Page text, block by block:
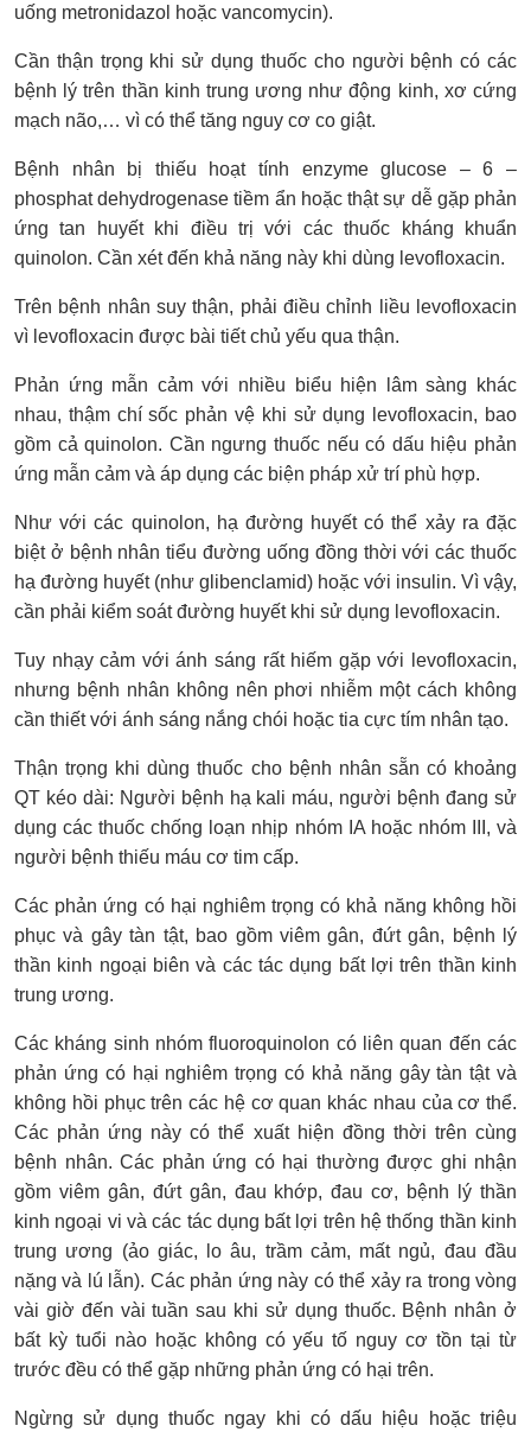
uống metronidazol hoặc vancomycin).
Cần thận trọng khi sử dụng thuốc cho người bệnh có các
bệnh lý trên thần kinh trung ương như động kinh, xơ cứng
mạch não,… vì có thể tăng nguy cơ co giật.
Bệnh nhân bị thiếu hoạt tính enzyme glucose – 6 –
phosphat dehydrogenase tiềm ẩn hoặc thật sự dễ gặp phản
ứng tan huyết khi điều trị với các thuốc kháng khuẩn
quinolon. Cần xét đến khả năng này khi dùng levofloxacin.
Trên bệnh nhân suy thận, phải điều chỉnh liều levofloxacin
vì levofloxacin được bài tiết chủ yếu qua thận.
Phản ứng mẫn cảm với nhiều biểu hiện lâm sàng khác
nhau, thậm chí sốc phản vệ khi sử dụng levofloxacin, bao
gồm cả quinolon. Cần ngưng thuốc nếu có dấu hiệu phản
ứng mẫn cảm và áp dụng các biện pháp xử trí phù hợp.
Như với các quinolon, hạ đường huyết có thể xảy ra đặc
biệt ở bệnh nhân tiểu đường uống đồng thời với các thuốc
hạ đường huyết (như glibenclamid) hoặc với insulin. Vì vậy,
cần phải kiểm soát đường huyết khi sử dụng levofloxacin.
Tuy nhạy cảm với ánh sáng rất hiếm gặp với levofloxacin,
nhưng bệnh nhân không nên phơi nhiễm một cách không
cần thiết với ánh sáng nắng chói hoặc tia cực tím nhân tạo.
Thận trọng khi dùng thuốc cho bệnh nhân sẵn có khoảng
QT kéo dài: Người bệnh hạ kali máu, người bệnh đang sử
dụng các thuốc chống loạn nhịp nhóm IA hoặc nhóm III, và
người bệnh thiếu máu cơ tim cấp.
Các phản ứng có hại nghiêm trọng có khả năng không hồi
phục và gây tàn tật, bao gồm viêm gân, đứt gân, bệnh lý
thần kinh ngoại biên và các tác dụng bất lợi trên thần kinh
trung ương.
Các kháng sinh nhóm fluoroquinolon có liên quan đến các
phản ứng có hại nghiêm trọng có khả năng gây tàn tật và
không hồi phục trên các hệ cơ quan khác nhau của cơ thể.
Các phản ứng này có thể xuất hiện đồng thời trên cùng
bệnh nhân. Các phản ứng có hại thường được ghi nhận
gồm viêm gân, đứt gân, đau khớp, đau cơ, bệnh lý thần
kinh ngoại vi và các tác dụng bất lợi trên hệ thống thần kinh
trung ương (ảo giác, lo âu, trầm cảm, mất ngủ, đau đầu
nặng và lú lẫn). Các phản ứng này có thể xảy ra trong vòng
vài giờ đến vài tuần sau khi sử dụng thuốc. Bệnh nhân ở
bất kỳ tuổi nào hoặc không có yếu tố nguy cơ tồn tại từ
trước đều có thể gặp những phản ứng có hại trên.
Ngừng sử dụng thuốc ngay khi có dấu hiệu hoặc triệu